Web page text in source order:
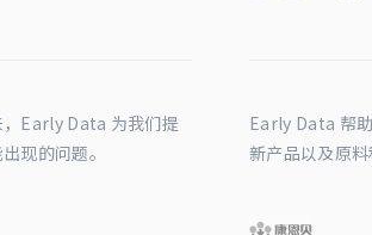
Early Data 为我们提
现的问题。
Early Data 帮
新产品以及原料